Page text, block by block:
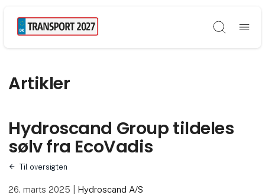
Søg
Artikler
Hydroscand Group tildeles
sølv fra EcoVadis
Til oversigten
26. marts 2025 Hydroscand A/S